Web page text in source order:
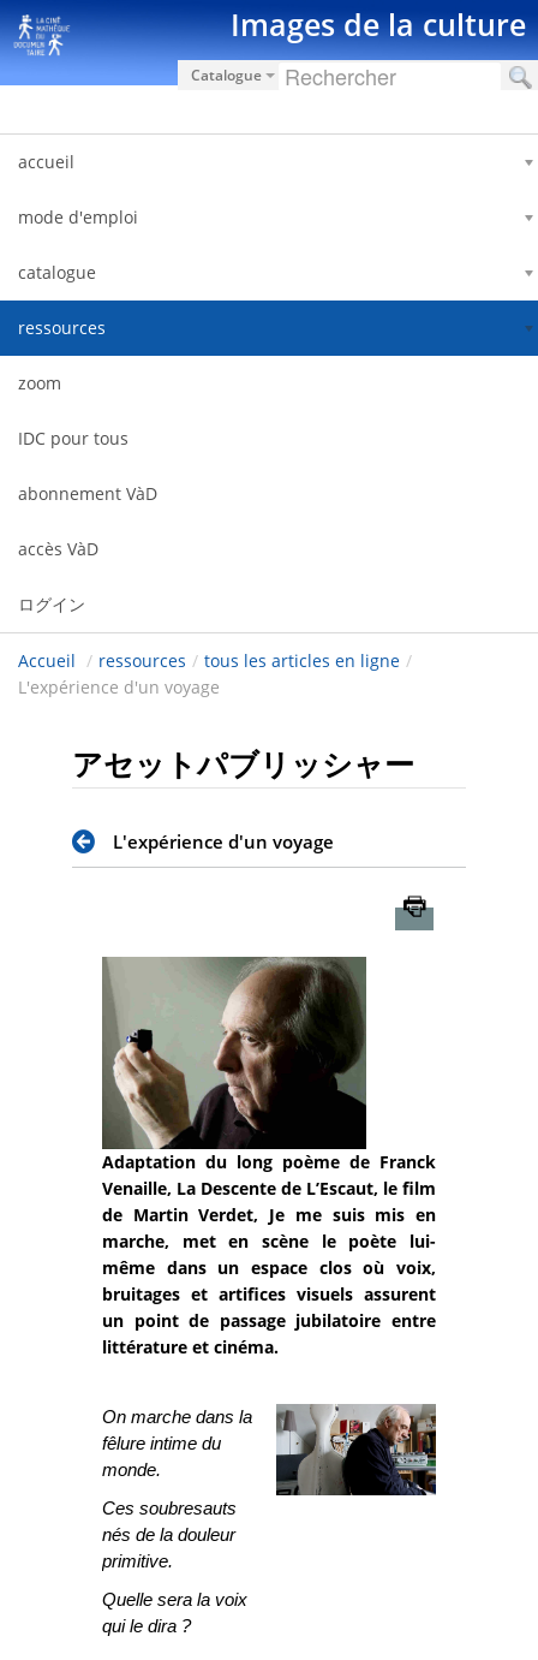
内容へスキップ Images de la culture
Catalogue
accueil
mode d'emploi
catalogue
ressources
zoom
IDC pour tous
abonnement VàD
accès VàD
ログイン
Accueil / ressources / tous les articles en ligne /
L'expérience d'un voyage
アセットパブリッシャー
L'expérience d'un voyage
Adaptation du long poème de Franck
Venaille, La Descente de L’Escaut, le film
de Martin Verdet, Je me suis mis en
marche, met en scène le poète lui-
même dans un espace clos où voix,
bruitages et artifices visuels assurent
un point de passage jubilatoire entre
littérature et cinéma.
On marche dans la
fêlure intime du
monde.
Ces soubresauts
nés de la douleur
primitive.
Quelle sera la voix
qui le dira ?